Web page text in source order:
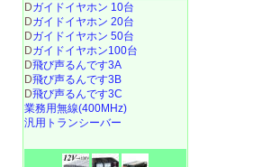
Dガイドイヤホン 10台
Dガイドイヤホン 20台
Dガイドイヤホン 50台
Dガイドイヤホン100台
D飛び声るんです3A
D飛び声るんです3B
D飛び声るんです3C
業務用無線(400MHz)
汎用トランシーバー